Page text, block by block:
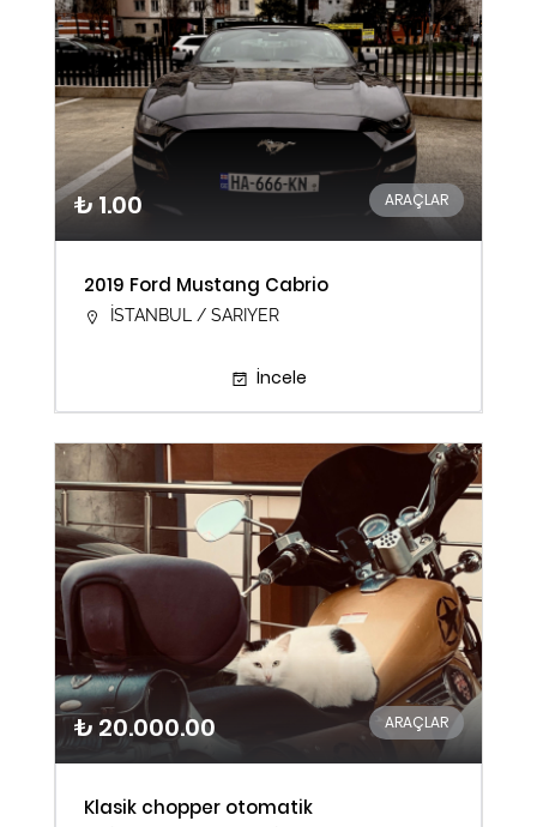
₺ 1.00 ARAÇLAR
2019 Ford Mustang Cabrio
İSTANBUL / SARIYER
İncele
₺ 20.000.00 ARAÇLAR
Klasik chopper otomatik